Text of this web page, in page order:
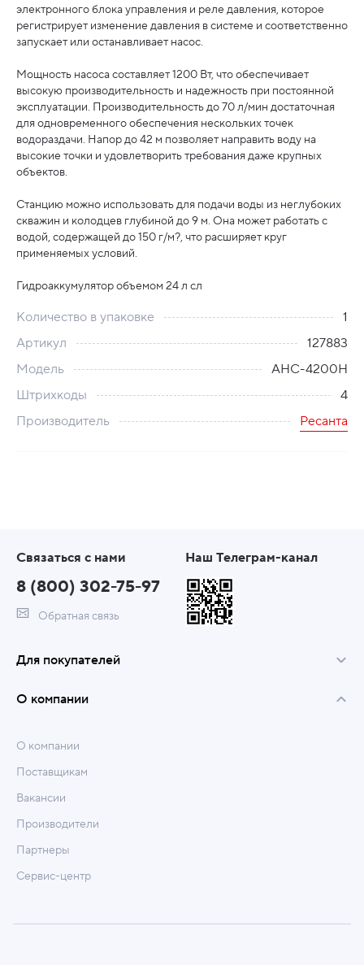
электронного блока управления и реле давления, которое
регистрирует изменение давления в системе и соответственно
запускает или останавливает насос.
Мощность насоса составляет 1200 Вт, что обеспечивает
высокую производительность и надежность при постоянной
эксплуатации. Производительность до 70 л/мин достаточная
для одновременного обеспечения нескольких точек
водораздачи. Напор до 42 м позволяет направить воду на
высокие точки и удовлетворить требования даже крупных
объектов.
Станцию можно использовать для подачи воды из неглубоких
скважин и колодцев глубиной до 9 м. Она может работать с
водой, содержащей до 150 г/м?, что расширяет круг
применяемых условий.
Гидроаккумулятор объемом 24 л сл
Количество в упаковке
1
Артикул
127883
Модель
АНС-4200Н
Штрихкоды
4
Производитель
Ресанта
Связаться с нами
8 (800) 302-75-97
Обратная связь
Наш Телеграм-канал
Для покупателей
О компании
О компании
Поставщикам
Вакансии
Производители
Партнеры
Сервис-центр